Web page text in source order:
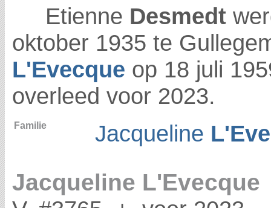
Etienne Desmedt
oktober 1935 te
L'Evecque op 18 juli
overleed voor 2023.
Familie Jacqueline
Jacqueline L'Evecque